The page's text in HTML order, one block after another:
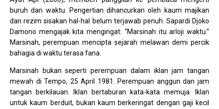
buruh dan waktu. Pengertian dihancurkan oleh kaum majikan
dan rezim sisakan hal-hal belum terjawab penuh. Sapardi Djoko
Damono mengajak kita mengingat: “Marsinah itu arloji waktu.”
Marsinah, perempuan mencipta sejarah melawan demi percik
bahagia di waktu terasa fana.
Marsinah bukan seperti perempuan dalam iklan jam tangan
mewah di Tempo, 25 April 1981. Perempuan anggun dan jam
tangan berkilauan. Iklan bertaburan kata-kata memuja. Iklan
untuk kaum berduit, bukan kaum berkeringat dengan gaji kecil